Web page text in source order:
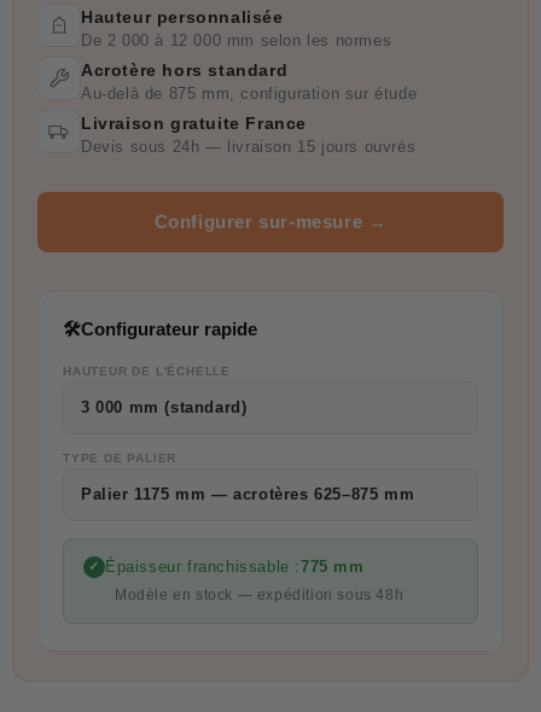
Hauteur personnalisée
De 2 000 à 12 000 mm selon les normes
Acrotère hors standard
Au-delà de 875 mm, configuration sur étude
Livraison gratuite France
Devis sous 24h — livraison 15 jours ouvrés
Configurer sur-mesure →
🛠Configurateur rapide
HAUTEUR DE L'ÉCHELLE
3 000 mm (standard)
TYPE DE PALIER
Palier 1175 mm — acrotères 625–875 mm
✓ Épaisseur franchissable :775 mm
Modèle en stock — expédition sous 48h